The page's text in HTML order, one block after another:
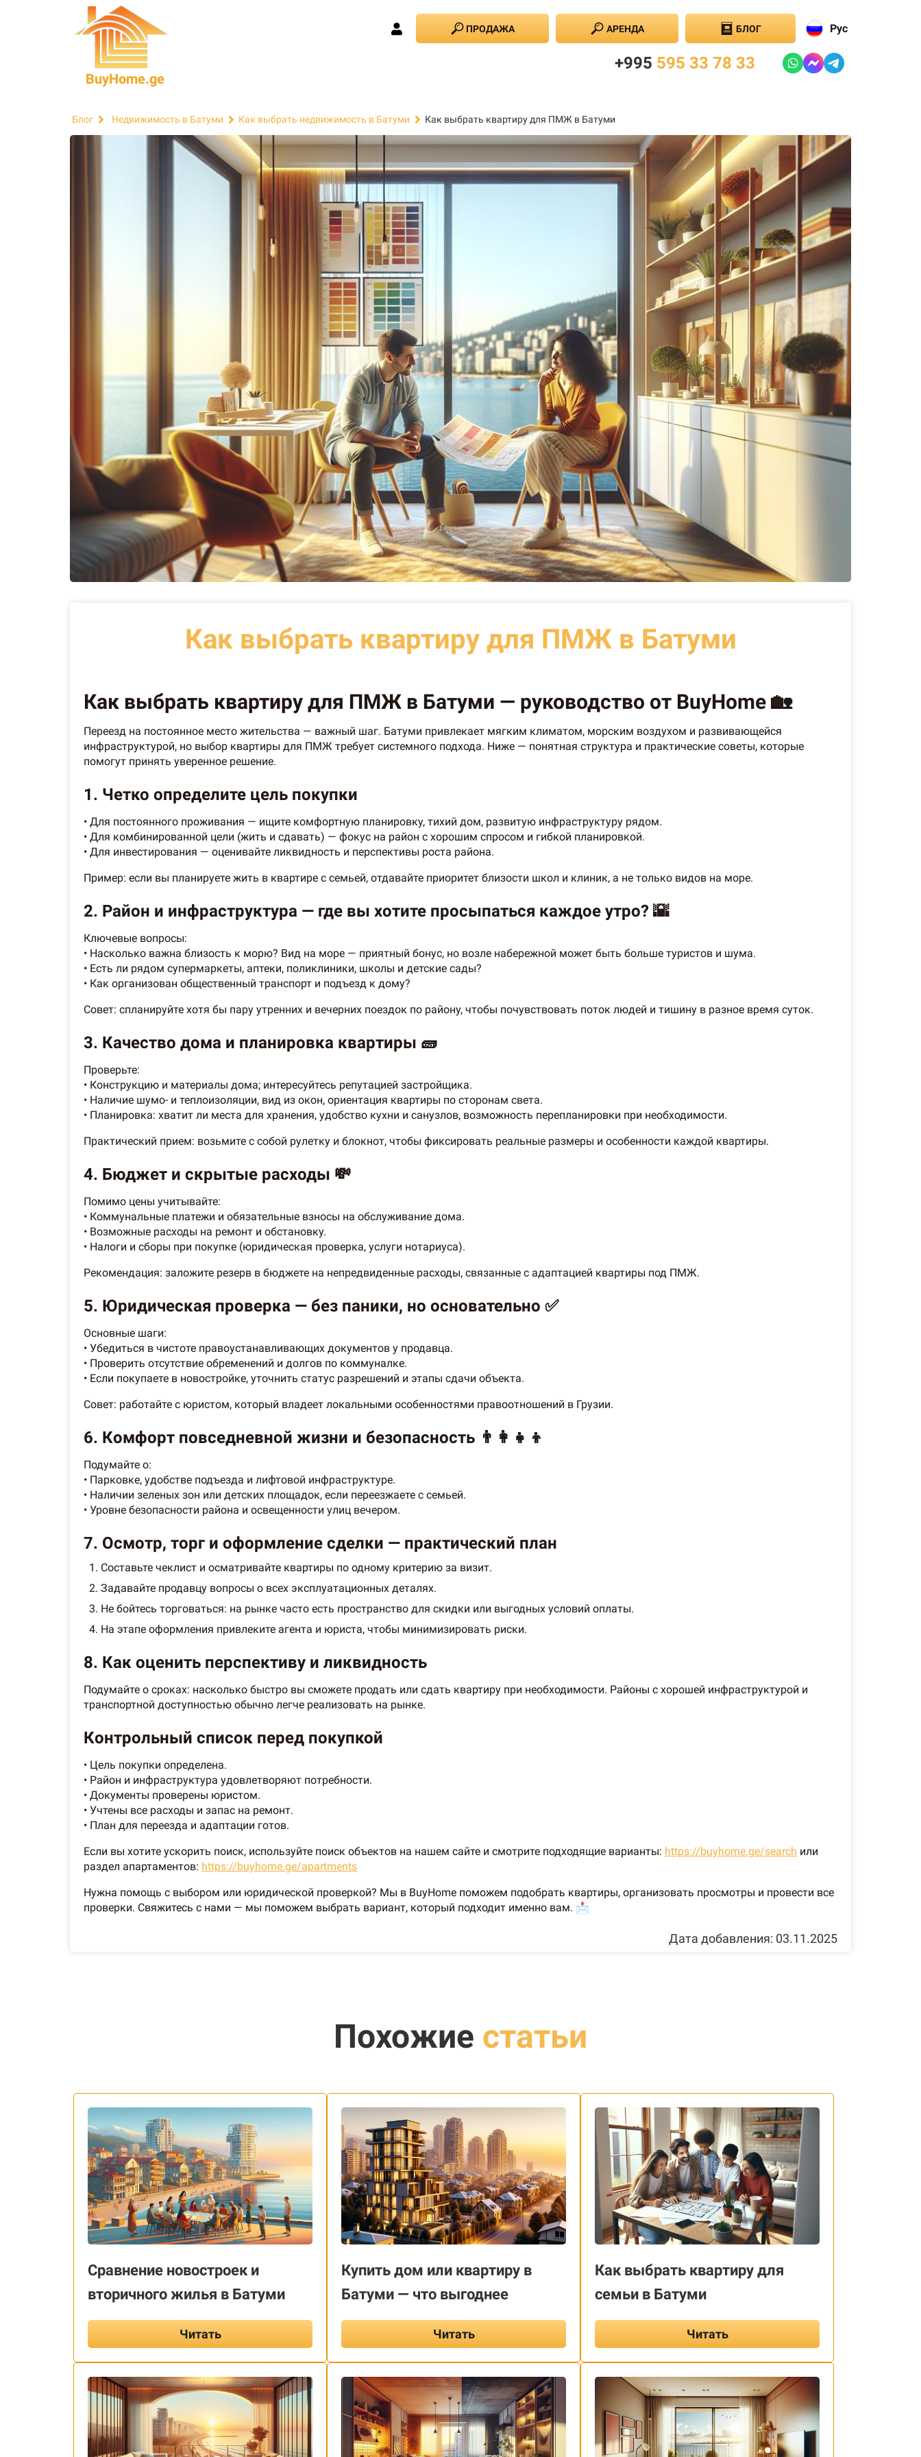
BuyHome.ge
ПРОДАЖА АРЕНДА БЛОГ Рус
+995 595 33 78 33
Блог Недвижимость в Батуми Как выбрать недвижимость в Батуми Как выбрать квартиру для ПМЖ в Батуми
Как выбрать квартиру для ПМЖ в Батуми
Как выбрать квартиру для ПМЖ в Батуми — руководство от BuyHome 🏡
Переезд на постоянное место жительства — важный шаг. Батуми привлекает мягким климатом, морским воздухом и развивающейся
инфраструктурой, но выбор квартиры для ПМЖ требует системного подхода. Ниже — понятная структура и практические советы, которые
помогут принять уверенное решение.
1. Четко определите цель покупки
• Для постоянного проживания — ищите комфортную планировку, тихий дом, развитую инфраструктуру рядом.
• Для комбинированной цели (жить и сдавать) — фокус на район с хорошим спросом и гибкой планировкой.
• Для инвестирования — оценивайте ликвидность и перспективы роста района.
Пример: если вы планируете жить в квартире с семьей, отдавайте приоритет близости школ и клиник, а не только видов на море.
2. Район и инфраструктура — где вы хотите просыпаться каждое утро? 🌇
Ключевые вопросы:
• Насколько важна близость к морю? Вид на море — приятный бонус, но возле набережной может быть больше туристов и шума.
• Есть ли рядом супермаркеты, аптеки, поликлиники, школы и детские сады?
• Как организован общественный транспорт и подъезд к дому?
Совет: спланируйте хотя бы пару утренних и вечерних поездок по району, чтобы почувствовать поток людей и тишину в разное время суток.
3. Качество дома и планировка квартиры 🧱
Проверьте:
• Конструкцию и материалы дома; интересуйтесь репутацией застройщика.
• Наличие шумо- и теплоизоляции, вид из окон, ориентация квартиры по сторонам света.
• Планировка: хватит ли места для хранения, удобство кухни и санузлов, возможность перепланировки при необходимости.
Практический прием: возьмите с собой рулетку и блокнот, чтобы фиксировать реальные размеры и особенности каждой квартиры.
4. Бюджет и скрытые расходы 💸
Помимо цены учитывайте:
• Коммунальные платежи и обязательные взносы на обслуживание дома.
• Возможные расходы на ремонт и обстановку.
• Налоги и сборы при покупке (юридическая проверка, услуги нотариуса).
Рекомендация: заложите резерв в бюджете на непредвиденные расходы, связанные с адаптацией квартиры под ПМЖ.
5. Юридическая проверка — без паники, но основательно ✅
Основные шаги:
• Убедиться в чистоте правоустанавливающих документов у продавца.
• Проверить отсутствие обременений и долгов по коммуналке.
• Если покупаете в новостройке, уточнить статус разрешений и этапы сдачи объекта.
Совет: работайте с юристом, который владеет локальными особенностями правоотношений в Грузии.
6. Комфорт повседневной жизни и безопасность 👨‍👩‍👧‍👦
Подумайте о:
• Парковке, удобстве подъезда и лифтовой инфраструктуре.
• Наличии зеленых зон или детских площадок, если переезжаете с семьей.
• Уровне безопасности района и освещенности улиц вечером.
7. Осмотр, торг и оформление сделки — практический план
Составьте чеклист и осматривайте квартиры по одному критерию за визит.
Задавайте продавцу вопросы о всех эксплуатационных деталях.
Не бойтесь торговаться: на рынке часто есть пространство для скидки или выгодных условий оплаты.
На этапе оформления привлеките агента и юриста, чтобы минимизировать риски.
8. Как оценить перспективу и ликвидность
Подумайте о сроках: насколько быстро вы сможете продать или сдать квартиру при необходимости. Районы с хорошей инфраструктурой и
транспортной доступностью обычно легче реализовать на рынке.
Контрольный список перед покупкой
• Цель покупки определена.
• Район и инфраструктура удовлетворяют потребности.
• Документы проверены юристом.
• Учтены все расходы и запас на ремонт.
• План для переезда и адаптации готов.
Если вы хотите ускорить поиск, используйте поиск объектов на нашем сайте и смотрите подходящие варианты: https://buyhome.ge/search или
раздел апартаментов: https://buyhome.ge/apartments
Нужна помощь с выбором или юридической проверкой? Мы в BuyHome поможем подобрать квартиры, организовать просмотры и провести все
проверки. Свяжитесь с нами — мы поможем выбрать вариант, который подходит именно вам. 📩
Дата добавления: 03.11.2025
Похожие статьи
Сравнение новостроек и
вторичного жилья в Батуми
Читать
Купить дом или квартиру в
Батуми — что выгоднее
Читать
Как выбрать квартиру для
семьи в Батуми
Читать